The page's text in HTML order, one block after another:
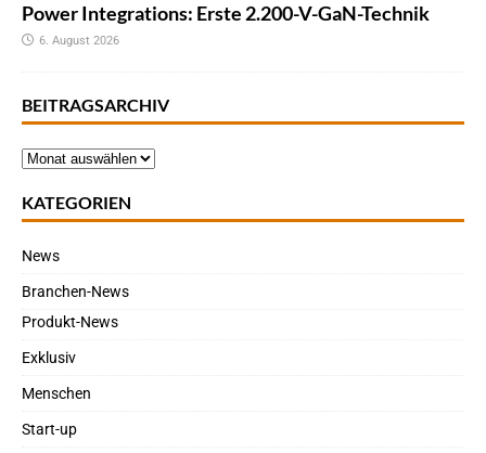
Power Integrations: Erste 2.200-V-GaN-Technik
6. August 2026
BEITRAGSARCHIV
KATEGORIEN
News
Branchen-News
Produkt-News
Exklusiv
Menschen
Start-up